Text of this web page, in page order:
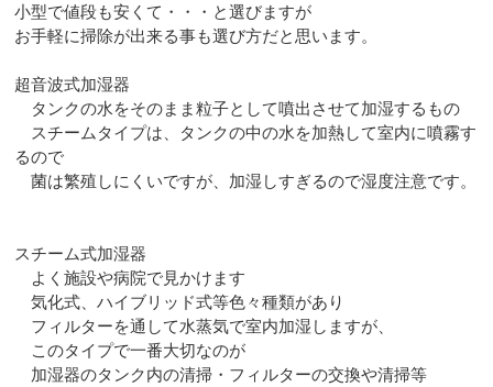
小型で値段も安くて・・・と選びますが
お手軽に掃除が出来る事も選び方だと思います。
超音波式加湿器
タンクの水をそのまま粒子として噴出させて加湿するもの
スチームタイプは、タンクの中の水を加熱して室内に噴霧す
るので
菌は繁殖しにくいですが、加湿しすぎるので湿度注意です。
スチーム式加湿器
よく施設や病院で見かけます
気化式、ハイブリッド式等色々種類があり
フィルターを通して水蒸気で室内加湿しますが、
このタイプで一番大切なのが
加湿器のタンク内の清掃・フィルターの交換や清掃等